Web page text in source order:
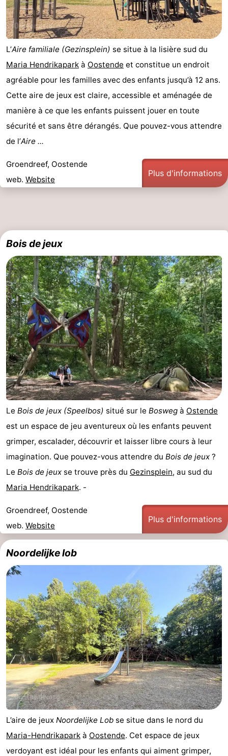
L’Aire familiale (Gezinsplein) se situe à la lisière sud du
Maria Hendrikapark à Oostende et constitue un endroit
agréable pour les familles avec des enfants jusqu’à 12 ans.
Cette aire de jeux est claire, accessible et aménagée de
manière à ce que les enfants puissent jouer en toute
sécurité et sans être dérangés. Que pouvez-vous attendre
de l’Aire ...
Groendreef, Oostende
web. Website
Plus d'informations
Bois de jeux
Le Bois de jeux (Speelbos) situé sur le Bosweg à Ostende
est un espace de jeu aventureux où les enfants peuvent
grimper, escalader, découvrir et laisser libre cours à leur
imagination. Que pouvez-vous attendre du Bois de jeux ?
Le Bois de jeux se trouve près du Gezinsplein, au sud du
Maria Hendrikapark. -
Groendreef, Oostende
web. Website
Plus d'informations
Noordelijke lob
L’aire de jeux Noordelijke Lob se situe dans le nord du
Maria-Hendrikapark à Oostende. Cet espace de jeux
verdoyant est idéal pour les enfants qui aiment grimper,